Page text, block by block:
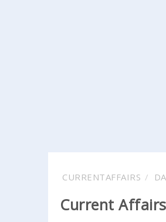
CURRENTAFFAIRS
Current